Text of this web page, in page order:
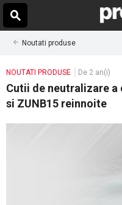
Noutati produse
NOUTATI PRODUSE De 2 an(i)
Cutii de neutralizare a
si ZUNB15 reinnoite